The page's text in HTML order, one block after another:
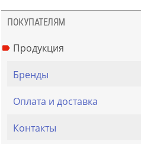
ПОКУПАТЕЛЯМ
Продукция
Бренды
Оплата и доставка
Контакты